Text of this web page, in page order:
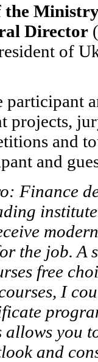
the
Director
of
participant
projects,
and
and
Finance
the job. A
free
I
you
and